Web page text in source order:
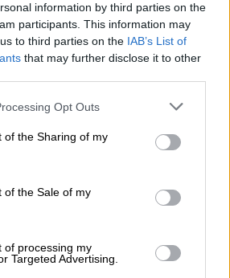
information by third parties on the
participants. This information may
to third parties on the IAB’s List of
that may further disclose it to other
app uses one or more Google
or usage behaviour. You may click to
to Google and its third-party tags to
specified purposes in below Google
Opt Outs
of the Sharing of my
of the Sale of my
of processing my
Targeted Advertising.
07:36
για εξάπλωση της
Άντζελες - Μπροστά
αναζωπύρωσης
κανείς
Δρ. Balaji,οι άνθρωποι που
– από όπου ο